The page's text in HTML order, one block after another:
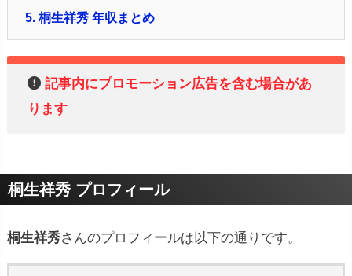
5. 桐生祥秀 年収まとめ
記事内にプロモーション広告を含む場合があ
ります
桐生祥秀 プロフィール
桐生祥秀さんのプロフィールは以下の通りです。